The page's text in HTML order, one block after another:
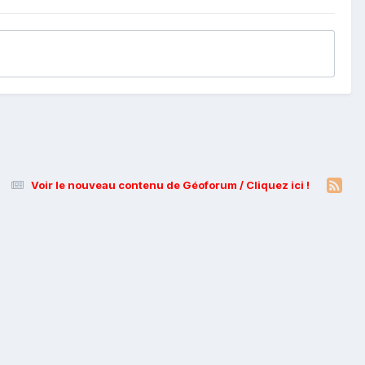
Voir le nouveau contenu de Géoforum / Cliquez ici !